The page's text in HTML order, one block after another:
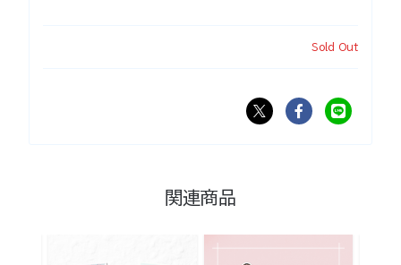
Sold Out
関連商品